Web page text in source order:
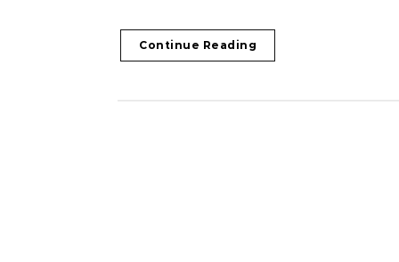
Continue Reading